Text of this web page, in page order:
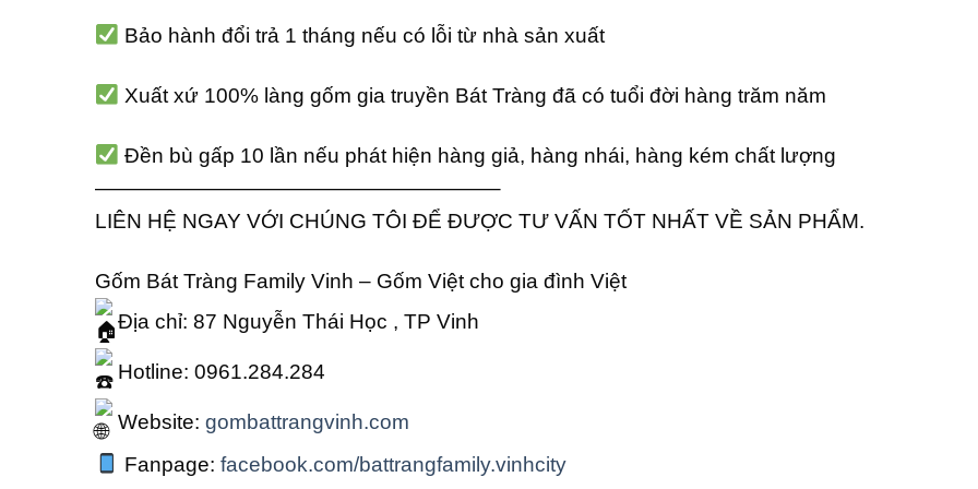
Bảo hành đổi trả 1 tháng nếu có lỗi từ nhà sản xuất
Xuất xứ 100% làng gốm gia truyền Bát Tràng đã có tuổi đời hàng trăm năm
Đền bù gấp 10 lần nếu phát hiện hàng giả, hàng nhái, hàng kém chất lượng
———————————————————–
LIÊN HỆ NGAY VỚI CHÚNG TÔI ĐỂ ĐƯỢC TƯ VẤN TỐT NHẤT VỀ SẢN PHẨM.
Gốm Bát Tràng Family Vinh – Gốm Việt cho gia đình Việt
Địa chỉ: 87 Nguyễn Thái Học , TP Vinh
Hotline: 0961.284.284
Website: gombattrangvinh.com
Fanpage: facebook.com/battrangfamily.vinhcity